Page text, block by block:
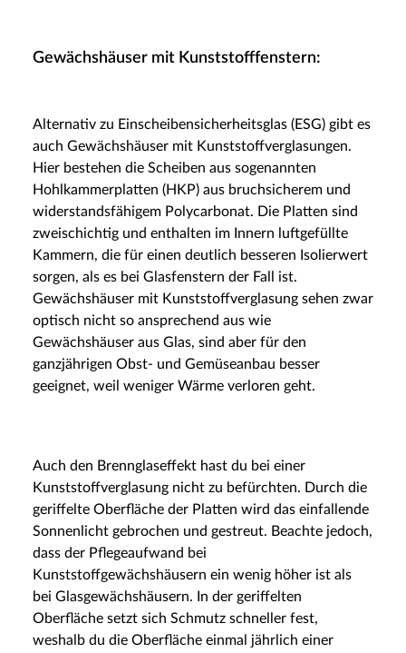
Gewächshäuser mit Kunststofffenstern:
Alternativ zu Einscheibensicherheitsglas (ESG) gibt es
auch Gewächshäuser mit Kunststoffverglasungen.
Hier bestehen die Scheiben aus sogenannten
Hohlkammerplatten (HKP) aus bruchsicherem und
widerstandsfähigem Polycarbonat. Die Platten sind
zweischichtig und enthalten im Innern luftgefüllte
Kammern, die für einen deutlich besseren Isolierwert
sorgen, als es bei Glasfenstern der Fall ist.
Gewächshäuser mit Kunststoffverglasung sehen zwar
optisch nicht so ansprechend aus wie
Gewächshäuser aus Glas, sind aber für den
ganzjährigen Obst- und Gemüseanbau besser
geeignet, weil weniger Wärme verloren geht.
Auch den Brennglaseffekt hast du bei einer
Kunststoffverglasung nicht zu befürchten. Durch die
geriffelte Oberfläche der Platten wird das einfallende
Sonnenlicht gebrochen und gestreut. Beachte jedoch,
dass der Pflegeaufwand bei
Kunststoffgewächshäusern ein wenig höher ist als
bei Glasgewächshäusern. In der geriffelten
Oberfläche setzt sich Schmutz schneller fest,
weshalb du die Oberfläche einmal jährlich einer